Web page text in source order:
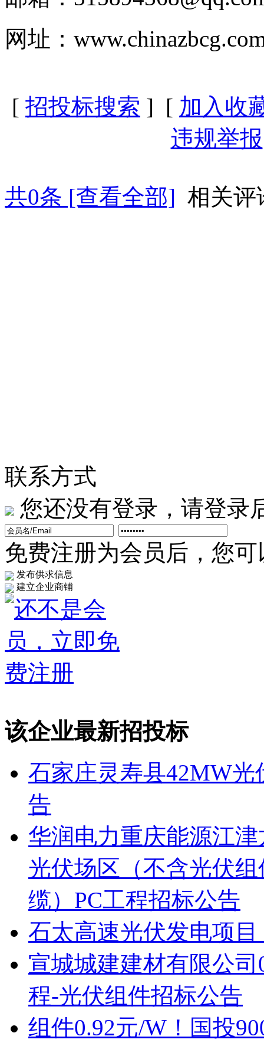
网址：
[ 招投标搜索 ] [ 加入收
违规举报
共0条 [查看全部] 相关评
联系方式
您还没有登录，请登录
免费注册为会员后，您可
发布供求信息
建立企业商铺
该企业最新招投标
石家庄灵寿县42MW光
告
华润电力重庆能源江
光伏场区（不含光伏
缆）PC工程招标公告
石太高速光伏发电项
宣城城建建材有限公
程-光伏组件招标公告
组件0.92元/W！国投